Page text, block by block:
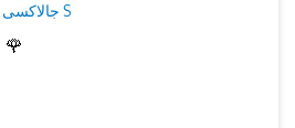
جالاكسى S
🌹